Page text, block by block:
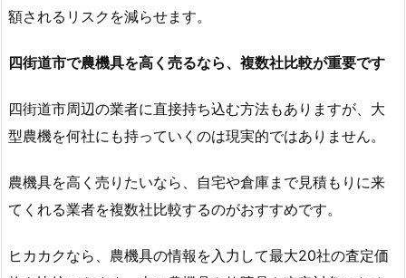
額されるリスクを減らせます。
四街道市で農機具を高く売るなら、複数社比較が重要です
四街道市周辺の業者に直接持ち込む方法もありますが、大
型農機を何社にも持っていくのは現実的ではありません。
農機具を高く売りたいなら、自宅や倉庫まで見積もりに来
てくれる業者を複数社比較するのがおすすめです。
ヒカカクなら、農機具の情報を入力して最大20社の査定価